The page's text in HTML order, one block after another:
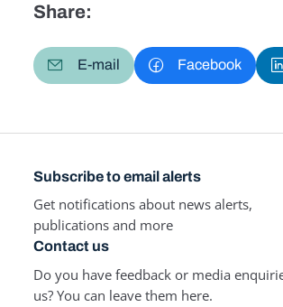
Share:
E-mail Facebook
Subscribe to email alerts
Get notifications about news alerts,
publications and more
Contact us
Do you have feedback or media
us? You can leave them here.